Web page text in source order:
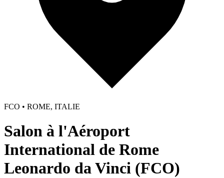
FCO • ROME, ITALIE
Salon à l'Aéroport
International de Rome
Leonardo da Vinci (FCO)